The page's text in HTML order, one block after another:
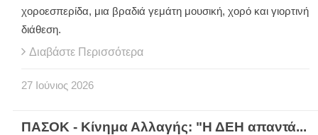
χοροεσπερίδα, μια βραδιά γεμάτη μουσική, χορό και γιορτινή
διάθεση.
Διαβάστε Περισσότερα
27 Ιούνιος 2026
ΠΑΣΟΚ - Κίνημα Αλλαγής: "Η ΔΕΗ απαντά...